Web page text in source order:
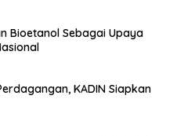
Bioetanol Sebagai Upaya
KADIN Siapkan